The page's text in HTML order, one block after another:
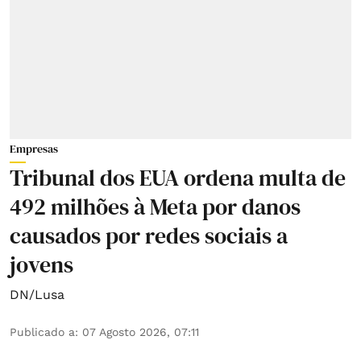
Empresas
Tribunal dos EUA ordena multa de
492 milhões à Meta por danos
causados por redes sociais a
jovens
DN/Lusa
Publicado a: 07 Agosto 2026, 07:11